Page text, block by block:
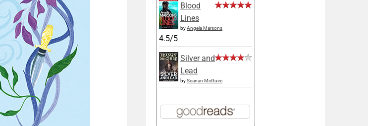
Blood
Lines
byAngela Marsons
4.5/5
Silver and
Lead
bySeanan McGuire